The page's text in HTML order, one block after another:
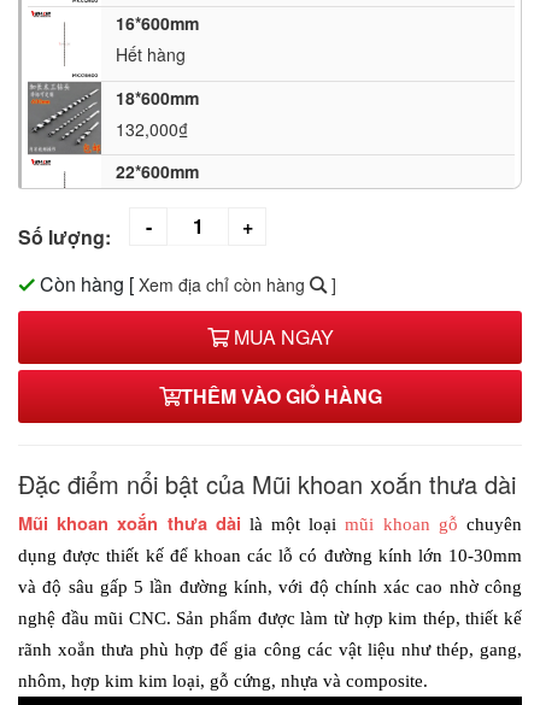
16*600mm
Hết hàng
18*600mm
132,000₫
22*600mm
231,000₫
Số lượng:
Còn hàng [ Xem địa chỉ còn hàng ]
MUA NGAY
THÊM VÀO GIỎ HÀNG
Đặc điểm nổi bật của Mũi khoan xoắn thưa dài
Mũi khoan xoắn thưa dài là một loại mũi khoan gỗ chuyên
dụng được thiết kế để khoan các lỗ có đường kính lớn 10-30mm
và độ sâu gấp 5 lần đường kính, với độ chính xác cao nhờ công
nghệ đầu mũi CNC. Sản phẩm được làm từ hợp kim thép, thiết kế
rãnh xoắn thưa phù hợp để gia công các vật liệu như thép, gang,
nhôm, hợp kim kim loại, gỗ cứng, nhựa và composite.